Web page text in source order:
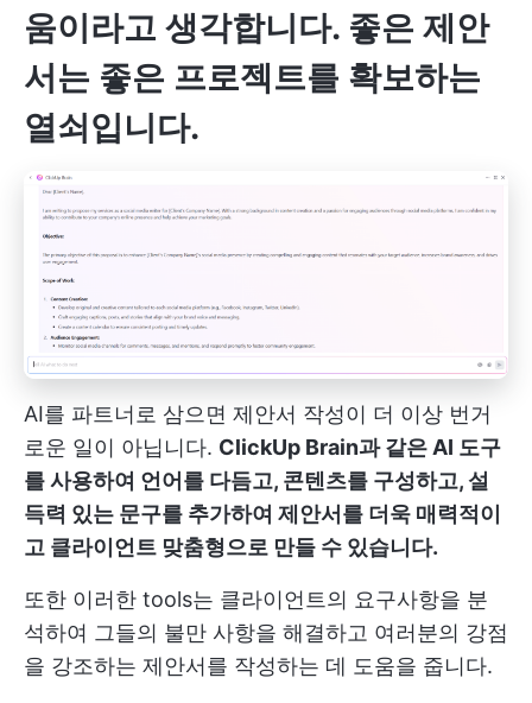
움이라고 생각합니다. 좋은 제안
서는 좋은 프로젝트를 확보하는
열쇠입니다.
AI를 파트너로 삼으면 제안서 작성이 더 이상 번거
로운 일이 아닙니다. ClickUp Brain과 같은 AI 도구
를 사용하여 언어를 다듬고, 콘텐츠를 구성하고, 설
득력 있는 문구를 추가하여 제안서를 더욱 매력적이
고 클라이언트 맞춤형으로 만들 수 있습니다.
또한 이러한 tools는 클라이언트의 요구사항을 분
석하여 그들의 불만 사항을 해결하고 여러분의 강점
을 강조하는 제안서를 작성하는 데 도움을 줍니다.